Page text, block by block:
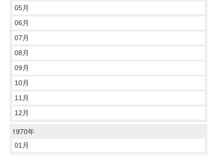
05月
06月
07月
08月
09月
10月
11月
12月
1970年
01月